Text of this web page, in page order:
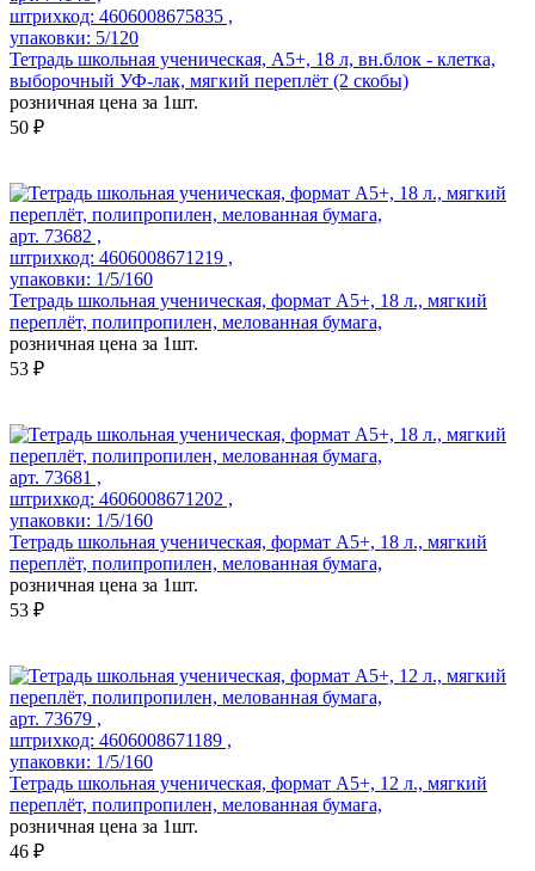
штрихкод: 4606008675835 ,
упаковки: 5/120
Тетрадь школьная ученическая, А5+, 18 л, вн.блок - клетка,
выборочный УФ-лак, мягкий переплёт (2 скобы)
розничная цена за 1шт.
50 ₽
арт. 73682 ,
штрихкод: 4606008671219 ,
упаковки: 1/5/160
Тетрадь школьная ученическая, формат А5+, 18 л., мягкий
переплёт, полипропилен, мелованная бумага,
розничная цена за 1шт.
53 ₽
арт. 73681 ,
штрихкод: 4606008671202 ,
упаковки: 1/5/160
Тетрадь школьная ученическая, формат А5+, 18 л., мягкий
переплёт, полипропилен, мелованная бумага,
розничная цена за 1шт.
53 ₽
арт. 73679 ,
штрихкод: 4606008671189 ,
упаковки: 1/5/160
Тетрадь школьная ученическая, формат А5+, 12 л., мягкий
переплёт, полипропилен, мелованная бумага,
розничная цена за 1шт.
46 ₽